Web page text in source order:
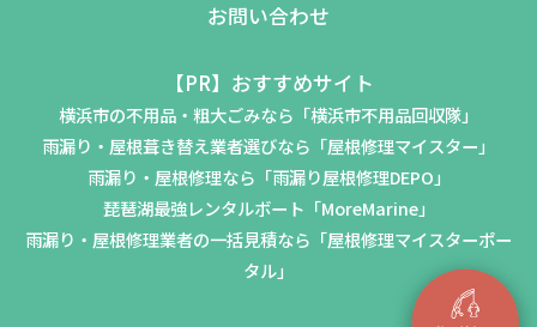
お問い合わせ
【PR】おすすめサイト
横浜市の不用品・粗大ごみなら「横浜市不用品回収隊」
雨漏り・屋根葺き替え業者選びなら「屋根修理マイスター」
雨漏り・屋根修理なら「雨漏り屋根修理DEPO」
琵琶湖最強レンタルボート「MoreMarine」
雨漏り・屋根修理業者の一括見積なら「屋根修理マイスターポー
タル」